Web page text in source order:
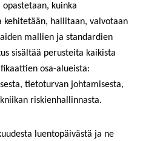
opastetaan, kuinka
hallitaan, valvotaan
mallien ja standardien
sisältää perusteita kaikista
osa-alueista:
tietoturvan johtamisesta,
riskienhallinnasta.
luentopäivästä ja ne